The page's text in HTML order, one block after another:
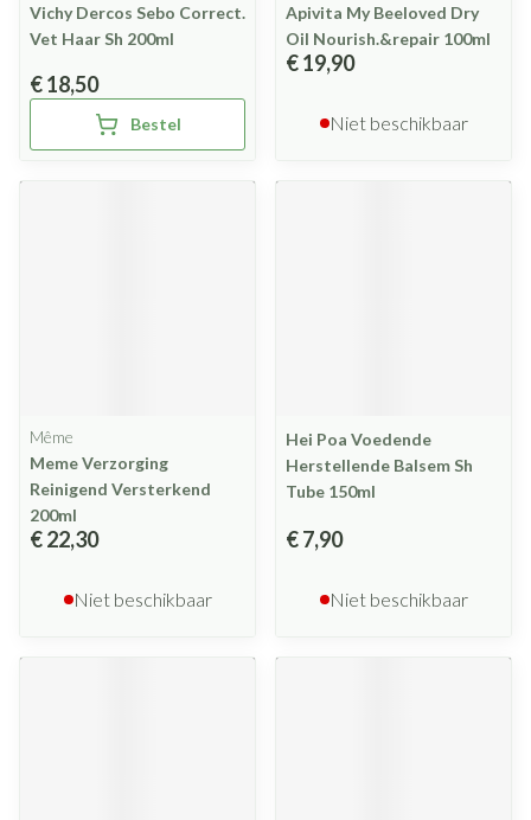
Vichy Dercos Sebo Correct.
Vet Haar Sh 200ml
€ 18,50
Bestel
Apivita My Beeloved Dry
Oil Nourish.&repair 100ml
€ 19,90
Niet beschikbaar
Même
Meme Verzorging
Reinigend Versterkend
200ml
€ 22,30
Niet beschikbaar
Hei Poa Voedende
Herstellende Balsem Sh
Tube 150ml
€ 7,90
Niet beschikbaar